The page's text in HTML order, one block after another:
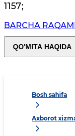
1157;
BARCHA
QO'MITA HAQIDA
Bosh sahifa
Axborot